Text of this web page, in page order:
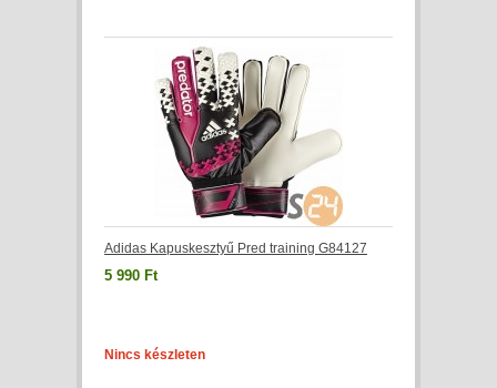
Adidas Kapuskesztyű Pred training G84127
5 990 Ft
Nincs készleten